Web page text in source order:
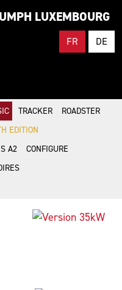
LUXEMBOURG
FR DE
TRACKER
ROADSTER
EDITION
A2
CONFIGURE